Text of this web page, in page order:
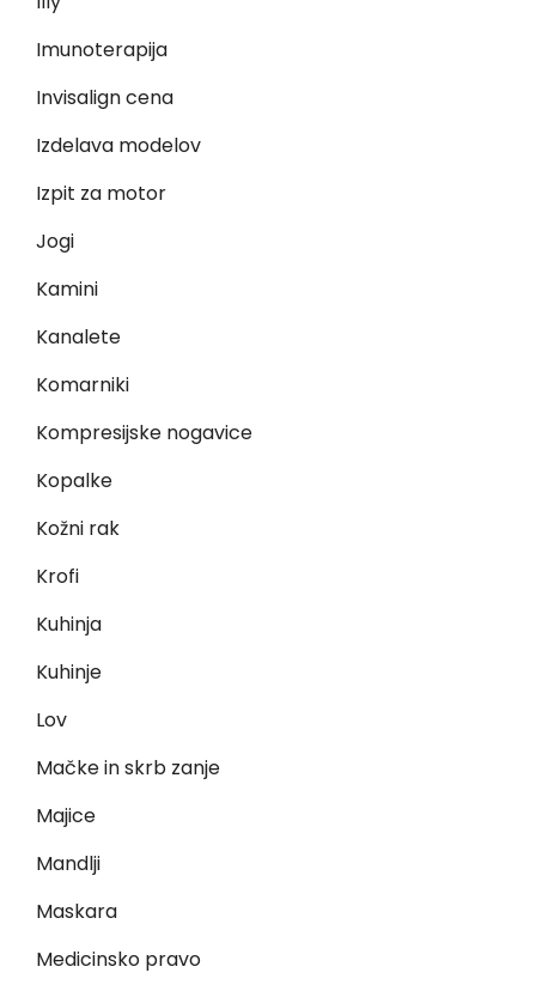
Imunoterapija
Invisalign cena
Izdelava modelov
Izpit za motor
Jogi
Kamini
Kanalete
Komarniki
Kompresijske nogavice
Kopalke
Kožni rak
Krofi
Kuhinja
Kuhinje
Lov
Mačke in skrb zanje
Majice
Mandlji
Maskara
Medicinsko pravo